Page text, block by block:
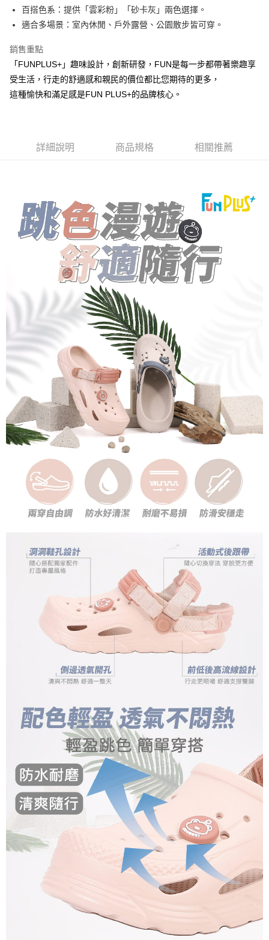
相關說明
【關於「AFTEE先享後付」】
AFTEE先享後付是「在收到商品之後才付款」的支付方式。 讓您購物簡單
１．簡單：不需註冊會員、不需綁卡、不需儲值。
２．便利：只要手機號碼，簡訊認證，即可結帳。
【「AFTEE先享後付」結帳流程】
ATM／網路銀行／等多元方式進行付款，方視為交易完成。
※ 交易是否成功請以「AFTEE先享後付 」之結帳頁面顯示為準，若有關於
是否繳費成功／繳費後需取消欲退款等相關疑問，請聯繫「AFTEE先享後付
客戶支援中心」https://netprotections.freshdesk.com/support/home
【注意事項】
１．透過由恩沛科技股份有限公司提供之「AFTEE先享後付」服務完成之交
易，需依本服務之必要範圍內提供個人資料，並將交易相關給付款項請求債
權轉讓予恩沛科技股份有限公司。
２．關於個人資料處理事宜，請瀏覽以下網址：
https://aftee.tw/terms/#terms3
３．未成年的使用者請事先徵得法定代理人或監護人之同意方可使用
「AFTEE先享後付」，若未經同意申辦者引起之損失，本公司不負相關責
４．使用「AFTEE先享後付」時，將依據個別帳號之用戶狀況，依本公司即
時審查核予不同之上限額度；若仍有額度不足之情形，本公司將視審查結果
請求用戶進行身份認證。
５．嚴禁一人註冊多個帳號或使用他人資訊註冊。若發現惡意使用之情形，
恩沛科技股份有限公司將有權停止該用戶之使用額度並採取法律行動。
ATM付款
全家取貨付款
每筆NT$80，滿NT$490(含以上)免運費
7-11取貨付款
每筆NT$80，滿NT$490(含以上)免運費
宅配
每筆NT$80，滿NT$490(含以上)免運費
每筆NT$150，滿NT$800(含以上)免運費
百搭色系：提供「雲彩粉」「砂卡灰」兩色選擇。
適合多場景：室內休閒、戶外露營、公園散步皆可穿。
銷售重點
「FUNPLUS+」趣味設計，創新研發，FUN是每一步都帶著樂趣享
受生活，行走的舒適感和親民的價位都比您期待的更多，
這種愉快和滿足感是FUN PLUS+的品牌核心。
詳細說明 商品規格 相關推薦